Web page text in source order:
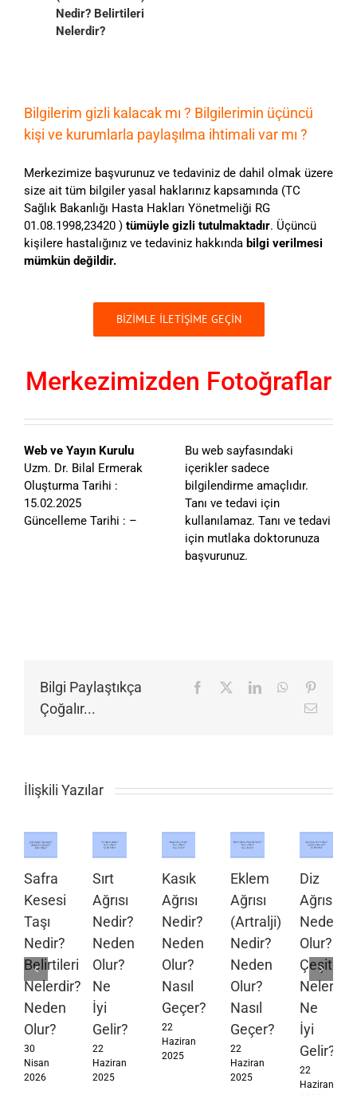
Nedir? Belirtileri
Nelerdir?
Bilgilerim gizli kalacak mı ? Bilgilerimin üçüncü
kişi ve kurumlarla paylaşılma ihtimali var mı ?
Merkezimize başvurunuz ve tedaviniz de dahil olmak üzere
size ait tüm bilgiler yasal haklarınız kapsamında (TC
Sağlık Bakanlığı Hasta Hakları Yönetmeliği RG
01.08.1998,23420 ) tümüyle gizli tutulmaktadır. Üçüncü
kişilere hastalığınız ve tedaviniz hakkında bilgi verilmesi
mümkün değildir.
BİZİMLE İLETİŞİME GEÇİN
Merkezimizden Fotoğraflar
Web ve Yayın Kurulu
Uzm. Dr. Bilal Ermerak
Oluşturma Tarihi :
15.02.2025
Güncelleme Tarihi : –
Bu web sayfasındaki
içerikler sadece
bilgilendirme amaçlıdır.
Tanı ve tedavi için
kullanılamaz. Tanı ve tedavi
için mutlaka doktorunuza
başvurunuz.
Bilgi Paylaştıkça
Çoğalır...
Facebook LinkedInWhatsApp
E-
İlişkili Yazılar
Safra
Kesesi
Taşı
Nedir?
Belirtileri
Nelerdir?
Neden
Olur?
30
Nisan
2026
Sırt
Ağrısı
Nedir?
Neden
Olur?
Ne
İyi
Gelir?
22
Haziran
2025
Kasık
Ağrısı
Nedir?
Neden
Olur?
Nasıl
Geçer?
22
Haziran
2025
Eklem
Ağrısı
(Artralji)
Nedir?
Neden
Olur?
Nasıl
Geçer?
22
Haziran
2025
Diz
Ağrısı
Neden
Olur?
Çeşitleri
Nelerdir?
Ne
İyi
Gelir?
22
Haziran